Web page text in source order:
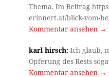
Thema. Im Beitrag
erinnert.at/blick-vom-
Kommentar ansehen →
karl hirsch: Ich glaub,
Opferung des Rests
Kommentar ansehen →